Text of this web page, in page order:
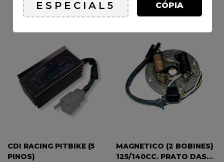
PRODUTOS RELACIONADOS
CDI RACING PITBIKE (5
PINOS)
MAGNETICO (2 BOBINES)
125/140CC. PRATO DAS
CÓPIA